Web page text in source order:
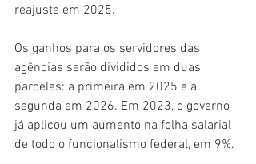
reajuste em 2025.
Os ganhos para os servidores das
agências serão divididos em duas
parcelas: a primeira em 2025 e a
segunda em 2026. Em 2023, o governo
já aplicou um aumento na folha salarial
de todo o funcionalismo federal, em 9%.